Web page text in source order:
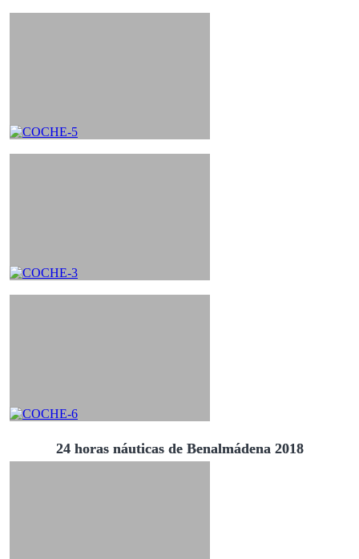
24 horas náuticas de Benalmádena 2018